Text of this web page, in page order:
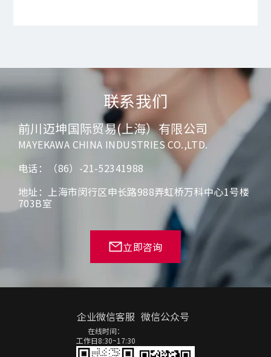
联系我们
前川迈坤国际贸易(上海）有限公司
MAYEKAWA CHINA INDUSTRIES CO.,LTD.
电话：（86）-21-52341988
地址：上海市闵行区申长路988弄虹桥万科中心1号楼
703B室
立即咨询
企业微信客服
在线时间：
工作日8:30~17:30
微信公众号